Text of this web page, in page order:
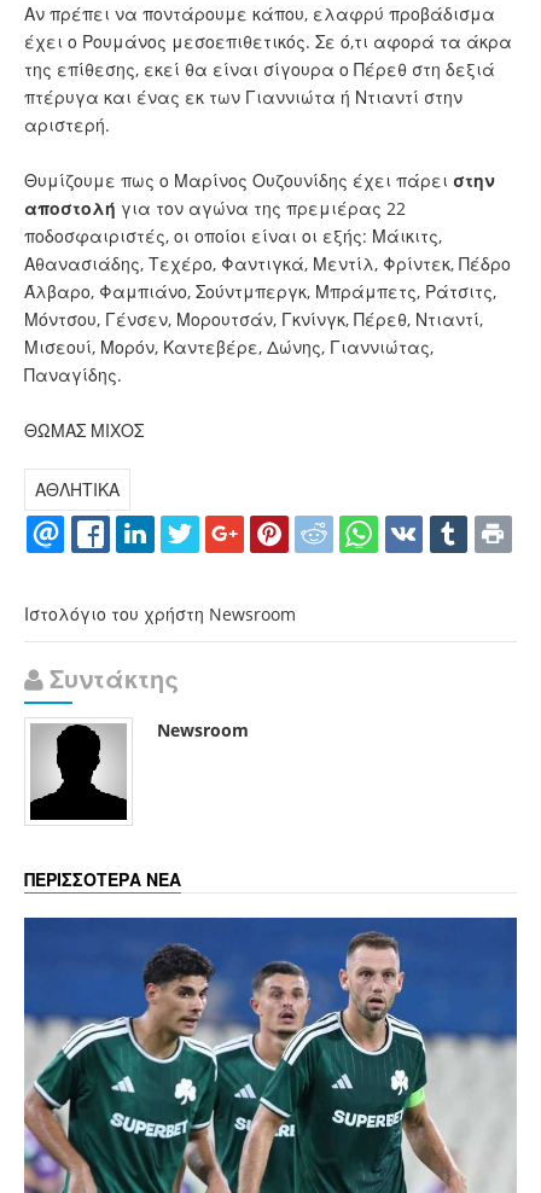
Αν πρέπει να ποντάρουμε κάπου, ελαφρύ προβάδισμα
έχει ο Ρουμάνος μεσοεπιθετικός. Σε ό,τι αφορά τα άκρα
της επίθεσης, εκεί θα είναι σίγουρα ο Πέρεθ στη δεξιά
πτέρυγα και ένας εκ των Γιαννιώτα ή Ντιαντί στην
αριστερή.
Θυμίζουμε πως ο Μαρίνος Ουζουνίδης έχει πάρει στην
αποστολή για τον αγώνα της πρεμιέρας 22
ποδοσφαιριστές, οι οποίοι είναι οι εξής: Μάικιτς,
Αθανασιάδης, Τεχέρο, Φαντιγκά, Μεντίλ, Φρίντεκ, Πέδρο
Άλβαρο, Φαμπιάνο, Σούντμπεργκ, Μπράμπετς, Ράτσιτς,
Μόντσου, Γένσεν, Μορουτσάν, Γκνίνγκ, Πέρεθ, Ντιαντί,
Μισεουί, Μορόν, Καντεβέρε, Δώνης, Γιαννιώτας,
Παναγίδης.
ΘΩΜΑΣ ΜΙΧΟΣ
ΑΘΛΗΤΙΚΑ
Ιστολόγιο του χρήστη Newsroom
Συντάκτης
Newsroom
ΠΕΡΙΣΣΟΤΕΡΑ ΝΕΑ